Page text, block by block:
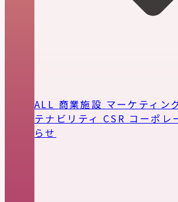
ALL 商業施設 マーケティン
テナビリティ CSR コーポレ
らせ